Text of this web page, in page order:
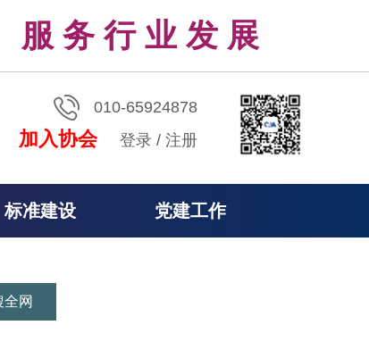
行 业 发 展
010-65924878
加入协会 登录 / 注册
标准建设 党建工作
全网